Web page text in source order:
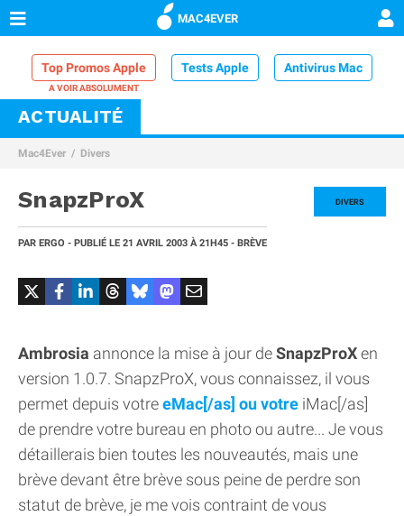
MAC4EVER
Top Promos Apple Tests Apple Antivirus Mac
VPN Mac
Comparatif iPhone
ACTUALITÉ
Mac4Ever Divers
DIVERS
SnapzProX
PAR ERGO - PUBLIÉ LE 21 AVRIL 2003 À 21H45 - BRÈVE
Ambrosia annonce la mise à jour deSnapzProXen
version 1.0.7. SnapzProX, vous connaissez, il vous
permet depuis votreeMac[/as] ou votre iMac[/as]
de prendre votre bureau en photo ou autre... Je vous
détaillerais bien toutes les nouveautés, mais une
brève devant être brève sous peine de perdre son
statut de brève, je me vois contraint de vous